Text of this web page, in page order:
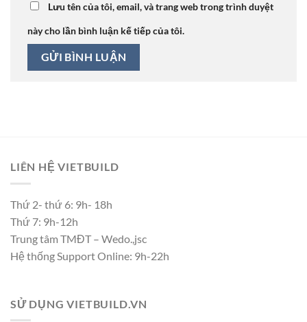
Lưu tên của tôi, email, và trang web trong trình duyệt
này cho lần bình luận kế tiếp của tôi.
LIÊN HỆ VIETBUILD
Thứ 2- thứ 6: 9h- 18h
Thứ 7: 9h-12h
Trung tâm TMĐT – Wedo.,jsc
Hệ thống Support Online: 9h-22h
SỬ DỤNG VIETBUILD.VN